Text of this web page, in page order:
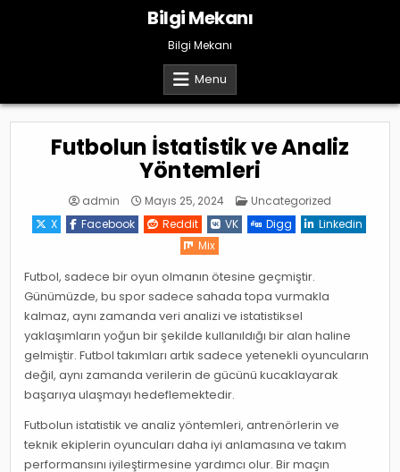
Bilgi Mekanı
Bilgi Mekanı
Menu
Futbolun İstatistik ve Analiz
Yöntemleri
admin Mayıs 25, 2024 Posted
Uncategorized
X
Facebook Reddit VK Digg
Linkedin
Mix
Futbol, sadece bir oyun olmanın ötesine geçmiştir.
Günümüzde, bu spor sadece sahada topa vurmakla
kalmaz, aynı zamanda veri analizi ve istatistiksel
yaklaşımların yoğun bir şekilde kullanıldığı bir alan haline
gelmiştir. Futbol takımları artık sadece yetenekli oyuncuların
değil, aynı zamanda verilerin de gücünü kucaklayarak
başarıya ulaşmayı hedeflemektedir.
Futbolun istatistik ve analiz yöntemleri, antrenörlerin ve
teknik ekiplerin oyuncuları daha iyi anlamasına ve takım
performansını iyileştirmesine yardımcı olur. Bir maçın